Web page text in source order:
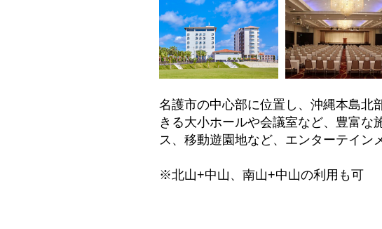
名護市の中心部に位置し、沖縄本島北
きる大小ホールや会議室など、豊富な
ス、移動遊園地など、エンターテイン
※北山+中山、南山+中山の利用も可